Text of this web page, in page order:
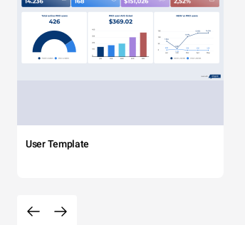
User Template